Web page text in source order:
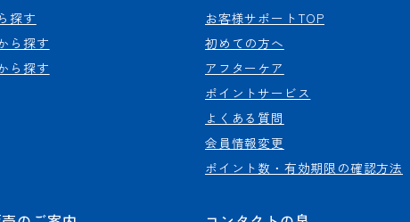
探す
ら探す
ら探す
お客様サポートTOP
初めての方へ
アフターケア
ポイントサービス
よくある質問
会員情報変更
ポイント数・有効期限の確認方法